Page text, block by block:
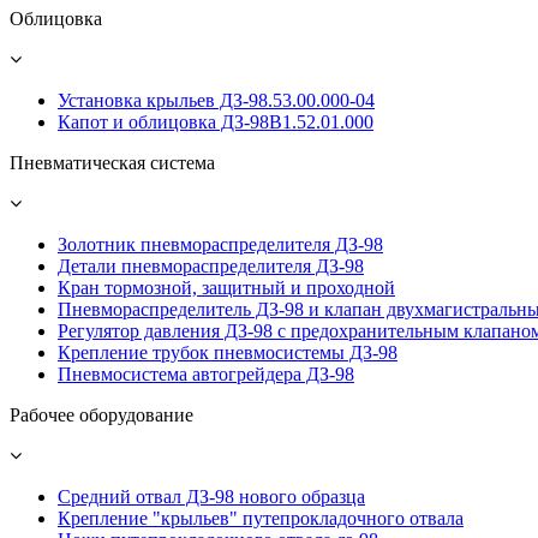
Облицовка
Установка крыльев ДЗ-98.53.00.000-04
Капот и облицовка ДЗ-98В1.52.01.000
Пневматическая система
Золотник пневмораспределителя ДЗ-98
Детали пневмораспределителя ДЗ-98
Кран тормозной, защитный и проходной
Пневмораспределитель ДЗ-98 и клапан
Регулятор давления ДЗ-98 с предохранительным
Крепление трубок пневмосистемы ДЗ-98
Пневмосистема автогрейдера ДЗ-98
Рабочее оборудование
Средний отвал ДЗ-98 нового образца
Крепление "крыльев" путепрокладочного отвала